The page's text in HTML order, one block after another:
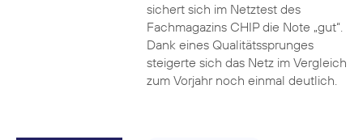
sichert sich im Netztest des
Fachmagazins CHIP die Note „gut“.
Dank eines Qualitätssprunges
steigerte sich das Netz im Vergleich
zum Vorjahr noch einmal deutlich.